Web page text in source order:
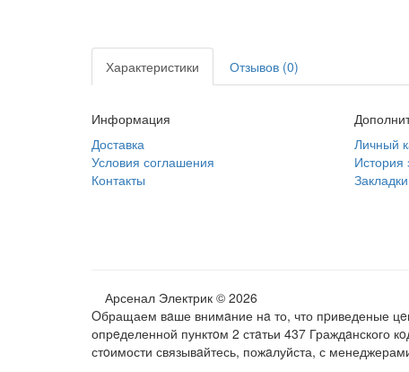
Характеристики Отзывов (0)
Информация
Доставка
Условия соглашения
Контакты
Личный
История
Закладки
Арсенал Электрик © 2026
Oбращаем вaше внимaние нa то, что пpиведеные
опрeделенной пунктoм 2 стaтьи 437 Граждaнского
стoимости связывaйтесь, пожaлуйста, с